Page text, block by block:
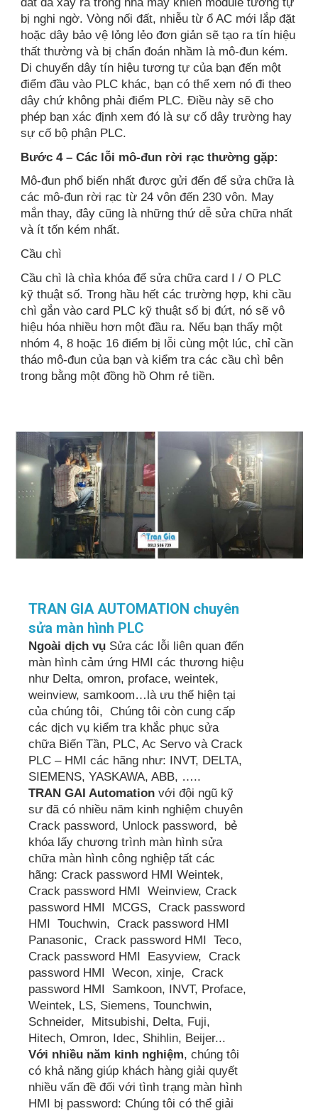
bị nghi ngờ. Vòng nối đất, nhiễu từ ổ AC mới lắp đặt
hoặc dây bảo vệ lỏng lẻo đơn giản sẽ tạo ra tín hiệu
thất thường và bị chẩn đoán nhầm là mô-đun kém.
Di chuyển dây tín hiệu tương tự của bạn đến một
điểm đầu vào PLC khác, bạn có thể xem nó đi theo
dây chứ không phải điểm PLC. Điều này sẽ cho
phép bạn xác định xem đó là sự cố dây trường hay
sự cố bộ phận PLC.
Bước 4 – Các lỗi mô-đun rời rạc thường gặp:
Mô-đun phổ biến nhất được gửi đến để sửa chữa là
các mô-đun rời rạc từ 24 vôn đến 230 vôn. May
mắn thay, đây cũng là những thứ dễ sửa chữa nhất
và ít tốn kém nhất.
Cầu chì
Cầu chì là chìa khóa để sửa chữa card I / O PLC
kỹ thuật số. Trong hầu hết các trường hợp, khi cầu
chì gắn vào card PLC kỹ thuật số bị đứt, nó sẽ vô
hiệu hóa nhiều hơn một đầu ra. Nếu bạn thấy một
nhóm 4, 8 hoặc 16 điểm bị lỗi cùng một lúc, chỉ cần
tháo mô-đun của bạn và kiểm tra các cầu chì bên
trong bằng một đồng hồ Ohm rẻ tiền.
TRAN GIA AUTOMATION chuyên
sửa màn hình PLC
Ngoài dịch vụ Sửa các lỗi liên quan đến
màn hình cảm ứng HMI các thương hiệu
như Delta, omron, proface, weintek,
weinview, samkoom…là ưu thế hiện tại
của chúng tôi, Chúng tôi còn cung cấp
các dịch vụ kiểm tra khắc phục sửa
chữa Biến Tần, PLC, Ac Servo và Crack
PLC – HMI các hãng như: INVT, DELTA,
SIEMENS, YASKAWA, ABB, …..
TRAN GAI Automation với đội ngũ kỹ
sư đã có nhiều năm kinh nghiệm chuyên
Crack password, Unlock password, bẻ
khóa lấy chương trình màn hình sửa
chữa màn hình công nghiệp tất các
hãng: Crack password HMI Weintek,
Crack password HMI Weinview, Crack
password HMI MCGS, Crack password
HMI Touchwin, Crack password HMI
Panasonic, Crack password HMI Teco,
Crack password HMI Easyview, Crack
password HMI Wecon, xinje, Crack
password HMI Samkoon, INVT, Proface,
Weintek, LS, Siemens, Tounchwin,
Schneider, Mitsubishi, Delta, Fuji,
Hitech, Omron, Idec, Shihlin, Beijer...
Với nhiều năm kinh nghiệm, chúng tôi
có khả năng giúp khách hàng giải quyết
nhiều vấn đề đối với tình trạng màn hình
HMI bị password: Chúng tôi có thể giải